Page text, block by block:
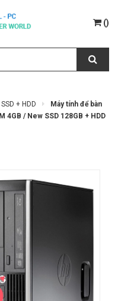
()
+ HDD
Máy tính để bàn
4GB / New SSD 128GB + HDD